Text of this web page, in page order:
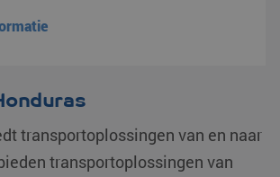
transportoplossingen van en naar
transportoplossingen van